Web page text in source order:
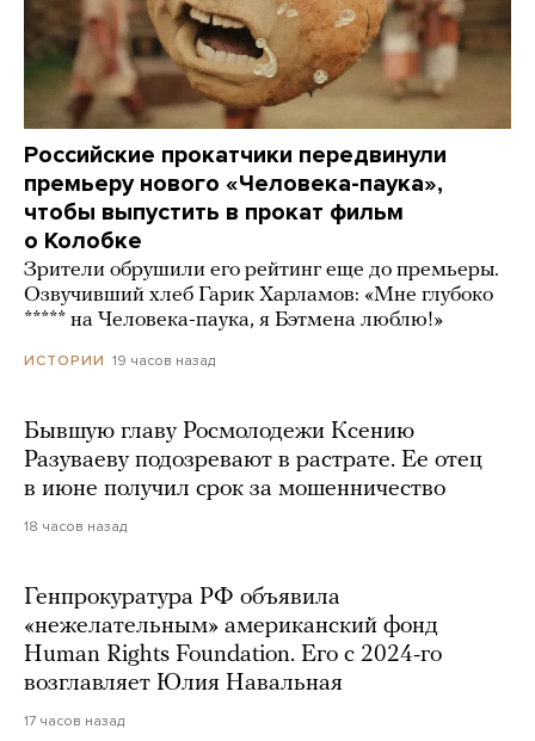
Российские прокатчики передвинули
премьеру нового «Человека-паука»,
чтобы выпустить в прокат фильм
о Колобке
Зрители обрушили его рейтинг еще до премьеры.
Озвучивший хлеб Гарик Харламов: «Мне глубоко
***** на Человека-паука, я Бэтмена люблю!»
ИСТОРИИ 19 часов назад
Бывшую главу Росмолодежи Ксению
Разуваеву подозревают в растрате. Ее отец
в июне получил срок за мошенничество
18 часов назад
Генпрокуратура РФ объявила
«нежелательным» американский фонд
Human Rights Foundation. Его с 2024-го
возглавляет Юлия Навальная
17 часов назад